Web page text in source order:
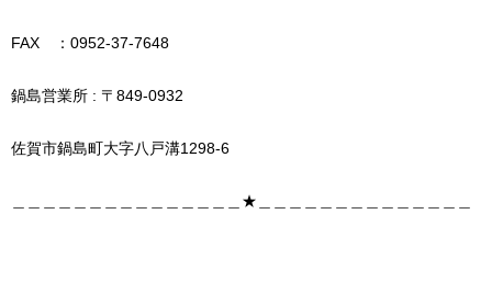
FAX ：0952-37-7648
鍋島営業所 : 〒849-0932
佐賀市鍋島町大字八戸溝1298-6
＿＿＿＿＿＿＿＿＿＿＿＿＿＿＿★＿＿＿＿＿＿＿＿＿＿＿＿＿＿